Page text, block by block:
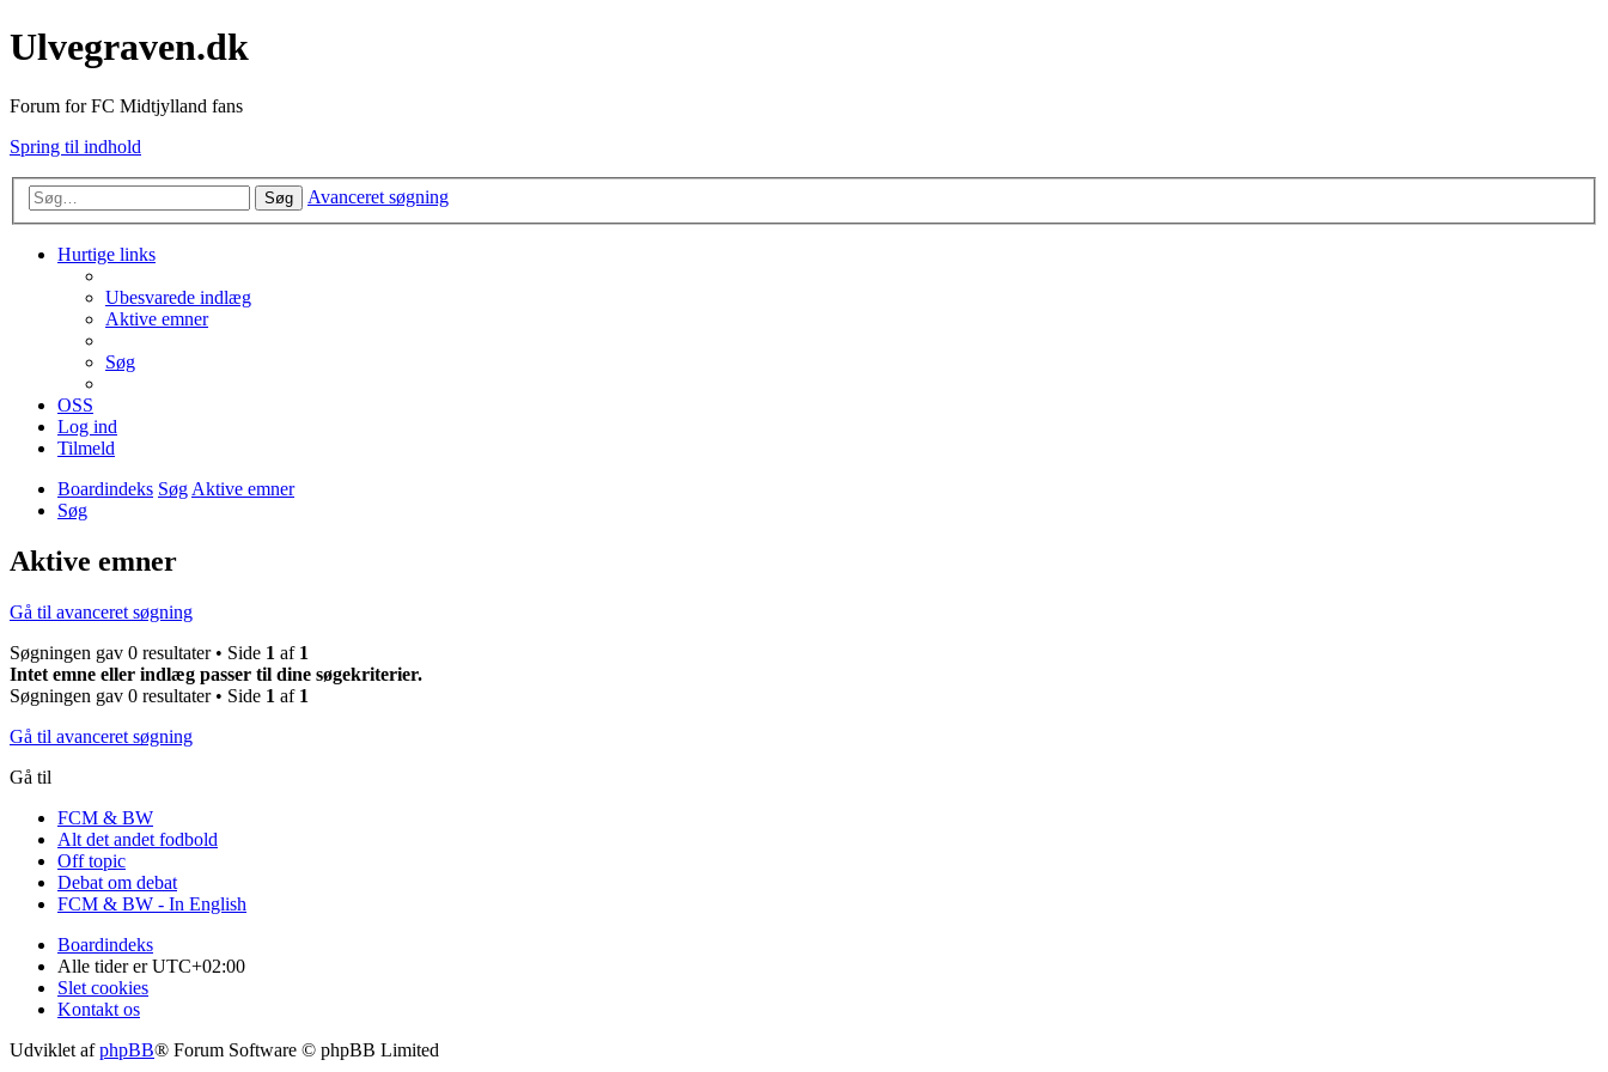
Ulvegraven.dk
Forum for FC Midtjylland fans
Spring til indhold
Søg Avanceret søgning
Hurtige links
Ubesvarede indlæg
Aktive emner
Søg
OSS
Log ind
Tilmeld
Boardindeks SøgAktive emner
Søg
Aktive emner
Gå til avanceret søgning
Søgningen gav 0 resultater • Side 1 af 1
Intet emne eller indlæg passer til dine søgekriterier.
Søgningen gav 0 resultater • Side 1 af 1
Gå til avanceret søgning
Gå til
FCM & BW
Alt det andet fodbold
Off topic
Debat om debat
FCM & BW - In English
Boardindeks
Alle tider erUTC+02:00
Slet cookies
Kontakt os
Udviklet afphpBB® Forum Software © phpBB Limited